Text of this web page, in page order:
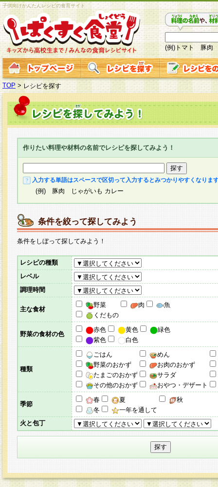
子供向けかんたんレシピの食育サイト
(例)トマト 豚肉
TOP > レシピを探す
作りたい料理や材料の名前でレシピを探してみよう！
入力する単語はスペースで区切って入力するとみつかりやすくなりま
(例) 豚肉 じゃがいも カレー
条件を絞って探してみよう
条件をしぼって探してみよう！
レシピの種類
レベル
調理時間
主な食材
野菜 肉
魚
くだもの
野菜の食材の色
赤色 黄色
緑色
紫色
白色
種類
ごはん
めん
野菜のおかず
お肉のおかず
たまごのおかず
サラダ
その他のおかず
おやつ・デザート
季節
春 夏
秋
冬
一年を通して
火と包丁